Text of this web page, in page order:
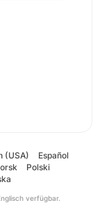
(USA)
Español
Polski
verfügbar.